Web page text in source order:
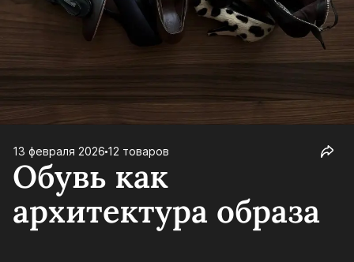
13 февраля 2026 12 товаров
Обувь как
архитектура образа